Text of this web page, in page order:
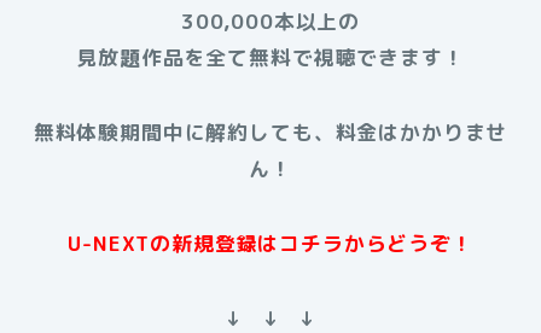
300,000本以上の
見放題作品を全て無料で視聴できます！
無料体験期間中に解約しても、料金はかかりませ
ん！
U-NEXTの新規登録はコチラからどうぞ！
↓ ↓ ↓